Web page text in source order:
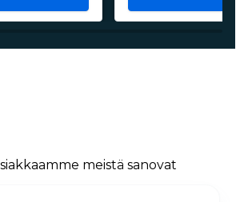
meistä sanovat